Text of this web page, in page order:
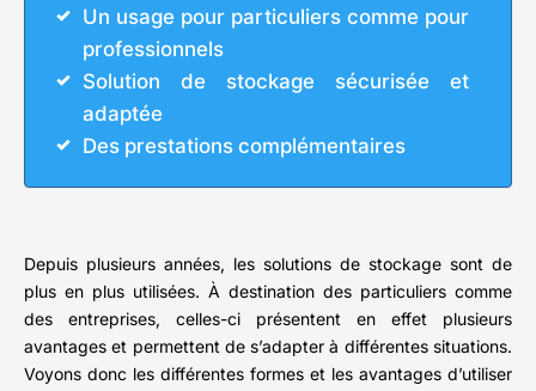
Un usage pour particuliers comme pour
professionnels
Solution de stockage sécurisée et
adaptée
Des prestations complémentaires
Depuis plusieurs années, les solutions de stockage sont de
plus en plus utilisées. À destination des particuliers comme
des entreprises, celles-ci présentent en effet plusieurs
avantages et permettent de s’adapter à différentes situations.
Voyons donc les différentes formes et les avantages d’utiliser